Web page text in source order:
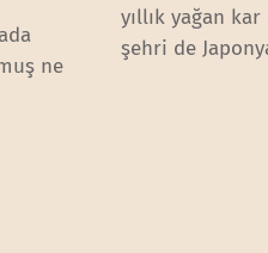
ne
yıllık yağan
şehri de